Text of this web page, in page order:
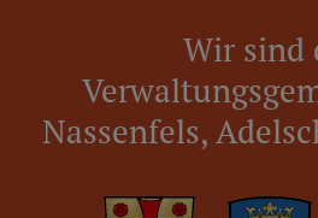
Wir sind
Nassenfels,